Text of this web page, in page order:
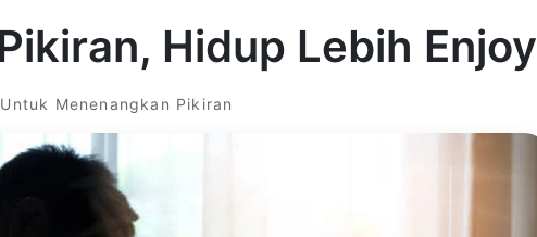
Hidup Lebih Enjoy
Menenangkan Pikiran